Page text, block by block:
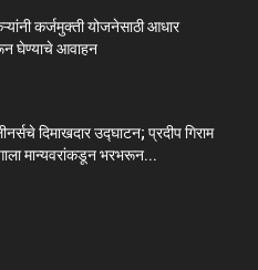
कर्जमुक्ती योजनेसाठी आधार
घेण्याचे आवाहन
दिमाखदार उद्घाटन; प्रदीप गिराम
मान्यवरांकडून भरभरून...